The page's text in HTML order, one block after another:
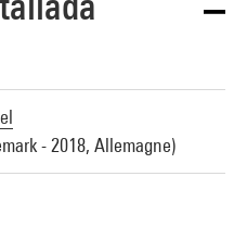
- 2018, Allemagne)